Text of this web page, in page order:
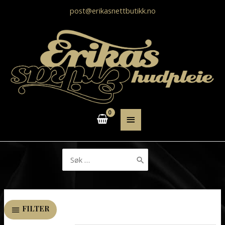
post@erikasnettbutikk.no
HOVEDMENY
etter:
FILTER